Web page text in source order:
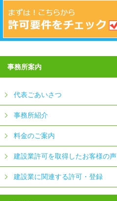
事務所案内
代表ごあいさつ
事務所紹介
料金のご案内
建設業許可を取得したお客様の声
建設業に関連する許可・登録